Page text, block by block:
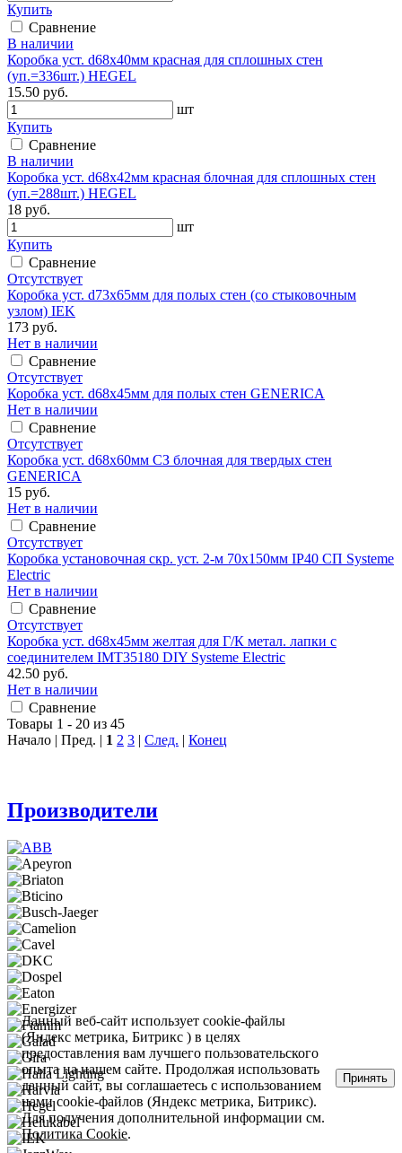
Купить
Сравнение
В наличии
Коробка уст. d68х40мм красная для сплошных стен
(уп.=336шт.) HEGEL
15.50 руб.
шт
Купить
Сравнение
В наличии
Коробка уст. d68х42мм красная блочная для сплошных стен
(уп.=288шт.) HEGEL
18 руб.
шт
Купить
Сравнение
Отсутствует
Коробка уст. d73x65мм для полых стен (со стыковочным
узлом) IEK
173 руб.
Нет в наличии
Сравнение
Отсутствует
Коробка уст. d68x45мм для полых стен GENERICA
Нет в наличии
Сравнение
Отсутствует
Коробка уст. d68х60мм СЗ блочная для твердых стен
GENERICA
15 руб.
Нет в наличии
Сравнение
Отсутствует
Коробка установочная скр. уст. 2-м 70x150мм IP40 СП Systeme
Electric
Нет в наличии
Сравнение
Отсутствует
Коробка уст. d68х45мм желтая для Г/К метал. лапки с
соединителем IMT35180 DIY Systeme Electric
42.50 руб.
Нет в наличии
Сравнение
Товары 1 - 20 из 45
Начало | Пред. | 1 2 3 | След. | Конец
Производители
Данный веб-сайт использует cookie-файлы
(Яндекс метрика, Битрикс ) в целях
предоставления вам лучшего пользовательского
опыта на нашем сайте. Продолжая использовать
данный сайт, вы соглашаетесь с использованием
нами cookie-файлов (Яндекс метрика, Битрикс).
Для получения дополнительной информации см.
Политика Cookie.
Принять